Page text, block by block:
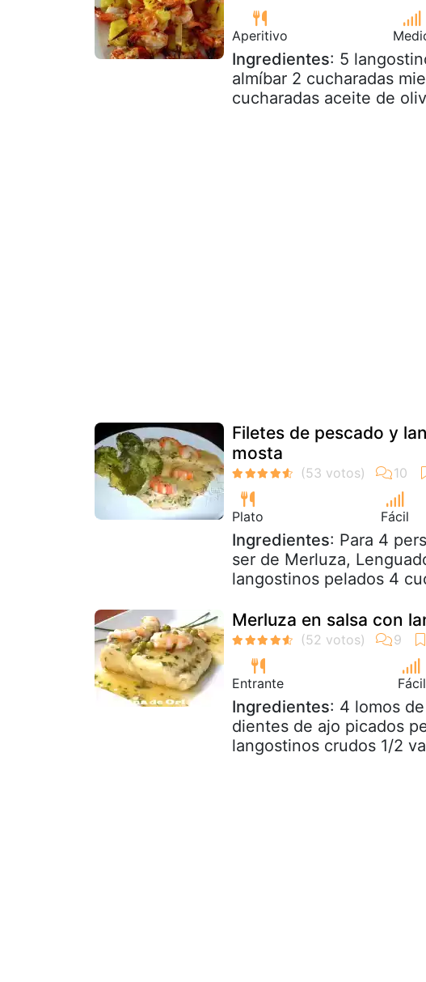
Aperitivo
Ingredientes: 5
almíbar 2 cucharadas
cucharadas aceite de
Filetes de pescado y
mosta
Plato Fácil
Ingredientes: Para 4
ser de Merluza,
langostinos pelados 4
Merluza en salsa con
Entrante Fácil
Ingredientes: 4 lomos
dientes de ajo picados
langostinos crudos 1/2